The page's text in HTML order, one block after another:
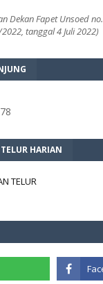
Dekan Fapet Unsoed no.
tanggal 4 Juli 2022)
HARIAN
TELUR